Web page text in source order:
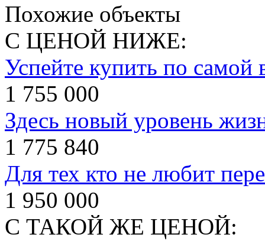
Похожие объекты
С ЦЕНОЙ НИЖЕ:
Успейте купить по самой
1 755 000
Здесь новый уровень
1 775 840
Для тех кто не любит
1 950 000
С ТАКОЙ ЖЕ ЦЕНОЙ: